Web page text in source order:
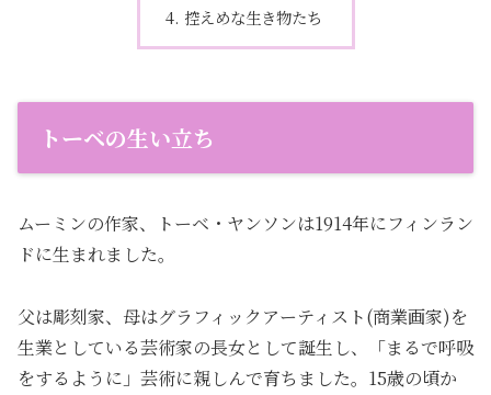
控えめな生き物たち
トーベの生い立ち
ムーミンの作家、トーベ・ヤンソンは1914年にフィンラン
ドに生まれました。
父は彫刻家、母はグラフィックアーティスト(商業画家)を
生業としている芸術家の長女として誕生し、「まるで呼吸
をするように」芸術に親しんで育ちました。15歳の頃か